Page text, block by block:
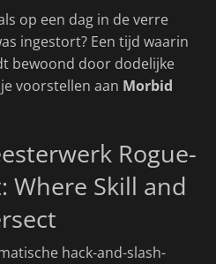
op een dag in de verre
ingestort? Een tijd waarin
bewoond door dodelijke
voorstellen aan Morbid
Rogue-
Where Skill and
hack-and-slash-